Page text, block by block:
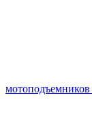
мотоподъемников